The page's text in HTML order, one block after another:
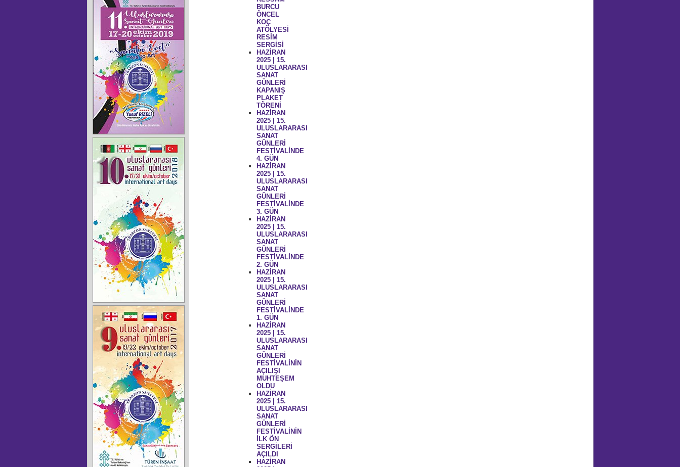
BURCU
ÖNCEL
KOÇ
ATÖLYESİ
RESİM
SERGİSİ
HAZİRAN
2025 | 15.
ULUSLARARASI
SANAT
GÜNLERİ
KAPANIŞ
PLAKET
TÖRENİ
HAZİRAN
2025 | 15.
ULUSLARARASI
SANAT
GÜNLERİ
FESTİVALİNDE
4. GÜN
HAZİRAN
2025 | 15.
ULUSLARARASI
SANAT
GÜNLERİ
FESTİVALİNDE
3. GÜN
HAZİRAN
2025 | 15.
ULUSLARARASI
SANAT
GÜNLERİ
FESTİVALİNDE
2. GÜN
HAZİRAN
2025 | 15.
ULUSLARARASI
SANAT
GÜNLERİ
FESTİVALİNDE
1. GÜN
HAZİRAN
2025 | 15.
ULUSLARARASI
SANAT
GÜNLERİ
FESTİVALİNİN
AÇILIŞI
MUHTEŞEM
OLDU
HAZİRAN
2025 | 15.
ULUSLARARASI
SANAT
GÜNLERİ
FESTİVALİNİN
İLK ÖN
SERGİLERİ
AÇILDI
HAZİRAN